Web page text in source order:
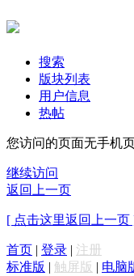
搜索
版块列表
用户信息
热帖
您访问的页面无手机
继续访问
返回上一页
[ 点击这里返回上一页
首页 | 登录 | 注册
标准版 | 触屏版 | 电脑